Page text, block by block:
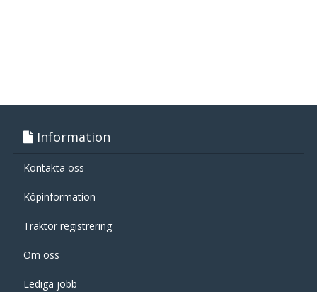
Information
Kontakta oss
Köpinformation
Traktor registrering
Om oss
Lediga jobb